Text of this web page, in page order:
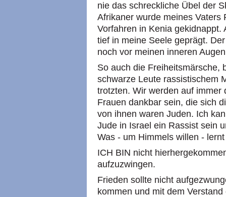
nie das schreckliche Übel der
Afrikaner wurde meines Vaters
Vorfahren in Kenia
tief in meine Seele geprägt.
noch vor meinen inneren
So auch die Freiheitsmärsche,
schwarze Leute rassistischem
trotzten. Wir werden auf
Frauen dankbar sein, die sich
von ihnen waren Juden. Ich
Jude in Israel ein Rassist sein
Was - um Himmels willen -
ICH BIN nicht
aufzuzwingen.
Frieden sollte nicht
kommen und mit dem